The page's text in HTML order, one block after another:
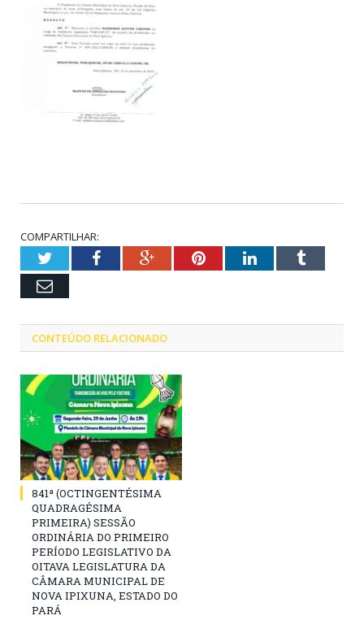
COMPARTILHAR:
TwitterFacebookGoogle+PinterestLinkedInTumblr
Email
CONTEÚDO RELACIONADO
841ª (OCTINGENTÉSIMA
QUADRAGÉSIMA
PRIMEIRA) SESSÃO
ORDINÁRIA DO PRIMEIRO
PERÍODO LEGISLATIVO DA
OITAVA LEGISLATURA DA
CÂMARA MUNICIPAL DE
NOVA IPIXUNA, ESTADO DO
PARÁ